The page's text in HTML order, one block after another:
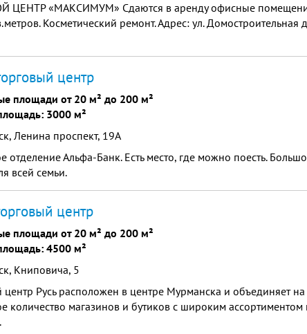
ЦЕНТР «МАКСИМУМ» Сдаются в apенду офисные
Косметический ремонт. Адрес: ул. Домостроительная
центр
площади от 20 м² до 200 м²
3000 м²
Ленина проспект, 19А
отделение Альфа-Банк. Есть место, где можно поесть.
всей семьи.
центр
площади от 20 м² до 200 м²
4500 м²
Книповича, 5
центр Русь расположен в центре Мурманска и объединяет
количество магазинов и бутиков с широким